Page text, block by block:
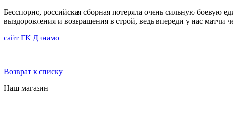
Бесспорно, российская сборная потеряла очень сильную боевую
выздоровления и возвращения в строй, ведь впереди у нас
сайт ГК Динамо
Возврат к списку
Наш магазин